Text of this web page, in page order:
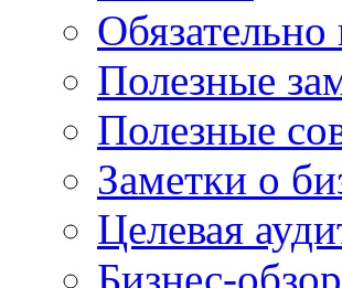
Полезные
Полезные
Заметки о
Целевая